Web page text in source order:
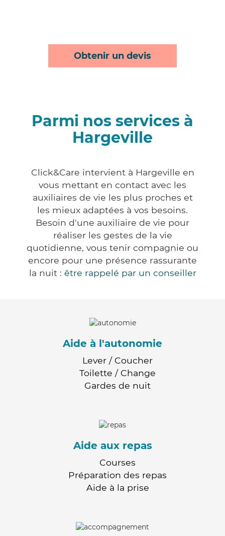
Obtenir un devis
Parmi nos services à
Hargeville
Click&Care intervient à Hargeville en
vous mettant en contact avec les
auxiliaires de vie les plus proches et
les mieux adaptées à vos besoins.
Besoin d'une auxiliaire de vie pour
réaliser les gestes de la vie
quotidienne, vous tenir compagnie ou
encore pour une présence rassurante
la nuit : être rappelé par un conseiller
Aide à l'autonomie
Lever / Coucher
Toilette / Change
Gardes de nuit
Aide aux repas
Courses
Préparation des repas
Aide à la prise